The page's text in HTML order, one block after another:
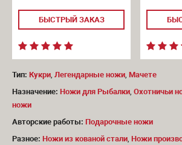
БЫСТРЫЙ ЗАКАЗ
Тип: Кукри, Легендарные ножи, Мачете
Назначение: Ножи для Рыбалки, Охотничьи
ножи
Авторские работы: Подарочные ножи
Разное: Ножи из кованой стали, Ножи